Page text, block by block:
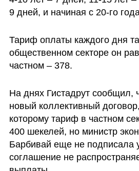
9 дней, и начиная с 20-го
Тариф оплаты каждого дня
общественном секторе он
частном – 378.
На днях Гистадрут сообщил,
новый коллективный
которому тариф в частном
400 шекелей, но министр
Барбивай еще не подписала
соглашение не